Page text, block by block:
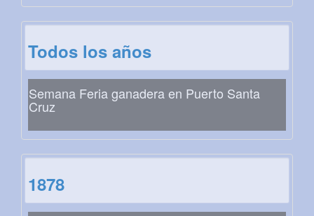
Todos los años
Semana Feria ganadera en Puerto Santa
Cruz
1878